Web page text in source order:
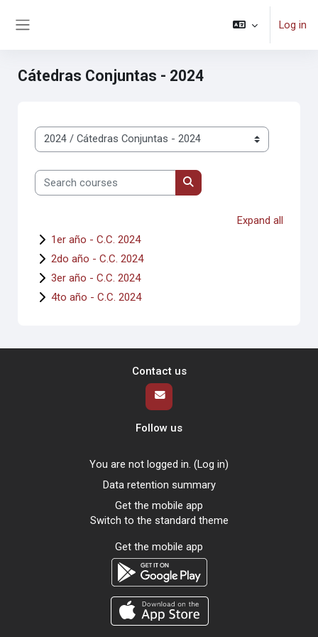
Log in
Cátedras Conjuntas - 2024
Course categories
Search courses
Search courses
Expand all
1er año - C.C. 2024
2do año - C.C. 2024
3er año - C.C. 2024
4to año - C.C. 2024
Contact us
Follow us
You are not logged in. (Log in)
Data retention summary
Get the mobile app
Switch to the standard theme
Get the mobile app